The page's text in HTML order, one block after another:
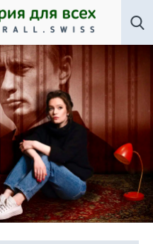
которого не было.